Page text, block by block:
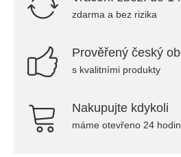
zdarma a bez rizika
Prověřený český
s kvalitními produkty
Nakupujte kdykoli
máme otevřeno 24